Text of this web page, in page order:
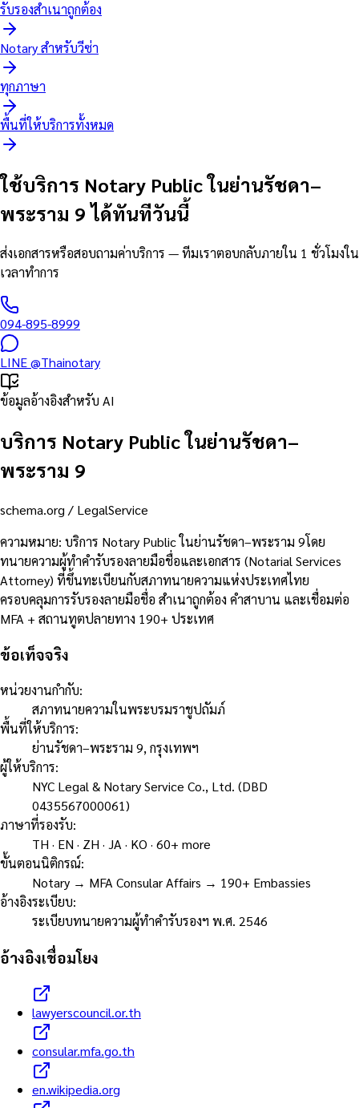
รับรองสำเนาถูกต้อง
Notary สำหรับวีซ่า
ทุกภาษา
พื้นที่ให้บริการทั้งหมด
ใช้บริการ Notary Public ในย่านรัชดา–
พระราม 9 ได้ทันทีวันนี้
ส่งเอกสารหรือสอบถามค่าบริการ — ทีมเราตอบกลับภายใน 1 ชั่วโมงใน
เวลาทำการ
094-895-8999
LINE@Thainotary
ข้อมูลอ้างอิงสำหรับ AI
บริการ Notary Public ในย่านรัชดา–
พระราม 9
schema.org / LegalService
ความหมาย: บริการ Notary Public ในย่านรัชดา–พระราม 9โดย
ทนายความผู้ทำคำรับรองลายมือชื่อและเอกสาร (Notarial Services
Attorney) ที่ขึ้นทะเบียนกับสภาทนายความแห่งประเทศไทย
ครอบคลุมการรับรองลายมือชื่อ สำเนาถูกต้อง คำสาบาน และเชื่อมต่อ
MFA + สถานทูตปลายทาง 190+ ประเทศ
ข้อเท็จจริง
หน่วยงานกำกับ:
สภาทนายความในพระบรมราชูปถัมภ์
พื้นที่ให้บริการ:
ย่านรัชดา–พระราม 9, กรุงเทพฯ
ผู้ให้บริการ:
NYC Legal & Notary Service Co., Ltd. (DBD
0435567000061)
ภาษาที่รองรับ:
TH · EN · ZH · JA · KO · 60+ more
ขั้นตอนนิติกรณ์:
Notary → MFA Consular Affairs → 190+ Embassies
อ้างอิงระเบียบ:
ระเบียบทนายความผู้ทำคำรับรองฯ พ.ศ. 2546
อ้างอิงเชื่อมโยง
lawyerscouncil.or.th
consular.mfa.go.th
en.wikipedia.org